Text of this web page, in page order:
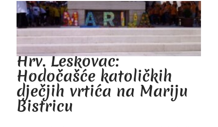
Hrv. Leskovac:
Hodočašće katoličkih
dječjih vrtića na Mariju
Bistricu